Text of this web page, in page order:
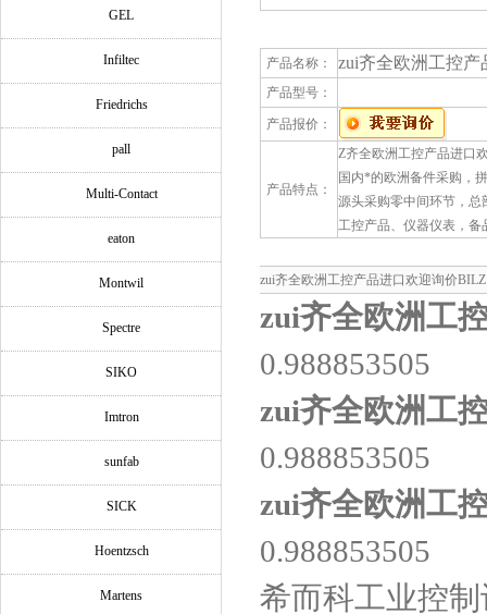
GEL
Infiltec
Friedrichs
pall
Multi-Contact
eaton
Montwil
Spectre
SIKO
Imtron
sunfab
SICK
Hoentzsch
Martens
产品名称： zui齐全欧洲工控产
产品型号：
产品报价：
产品特点：
Z齐全欧洲工控产品进口
国内*的欧洲备件采购，
源头采购零中间环节，
工控产品、仪器仪表，
zui齐全欧洲工控产品进口欢迎询价
zui齐全欧洲工
0.988853505
zui齐全欧洲工
0.988853505
zui齐全欧洲工
0.988853505
希而科工业控